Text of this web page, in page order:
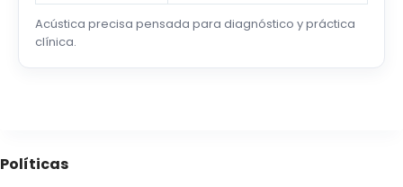
Acústica precisa pensada para diagnóstico y práctica
clínica.
Políticas